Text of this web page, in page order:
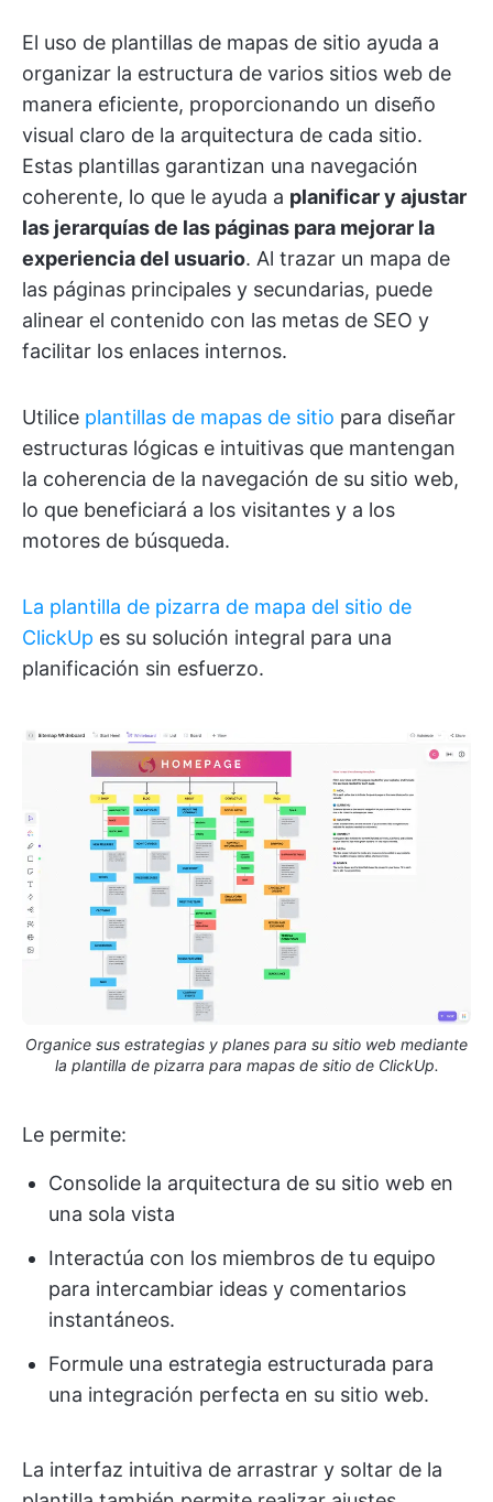
El uso de plantillas de mapas de sitio ayuda a
organizar la estructura de varios sitios web de
manera eficiente, proporcionando un diseño
visual claro de la arquitectura de cada sitio.
Estas plantillas garantizan una navegación
coherente, lo que le ayuda a planificar y ajustar
las jerarquías de las páginas para mejorar la
experiencia del usuario. Al trazar un mapa de
las páginas principales y secundarias, puede
alinear el contenido con las metas de SEO y
facilitar los enlaces internos.
Utilice plantillas de mapas de sitio para diseñar
estructuras lógicas e intuitivas que mantengan
la coherencia de la navegación de su sitio web,
lo que beneficiará a los visitantes y a los
motores de búsqueda.
La plantilla de pizarra de mapa del sitio de
ClickUp es su solución integral para una
planificación sin esfuerzo.
Organice sus estrategias y planes para su sitio web mediante
la plantilla de pizarra para mapas de sitio de ClickUp.
Le permite:
Consolide la arquitectura de su sitio web en
una sola vista
Interactúa con los miembros de tu equipo
para intercambiar ideas y comentarios
instantáneos.
Formule una estrategia estructurada para
una integración perfecta en su sitio web.
La interfaz intuitiva de arrastrar y soltar de la